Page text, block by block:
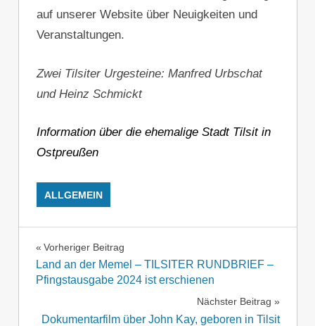
auf unserer Website über Neuigkeiten und
Veranstaltungen.
Zwei Tilsiter Urgesteine: Manfred Urbschat
und Heinz Schmickt
Information über die ehemalige Stadt Tilsit in
Ostpreußen
ALLGEMEIN
Beitragsnavigation
Vorheriger Beitrag
Land an der Memel – TILSITER RUNDBRIEF –
Pfingstausgabe 2024 ist erschienen
Nächster Beitrag
Dokumentarfilm über John Kay, geboren in Tilsit